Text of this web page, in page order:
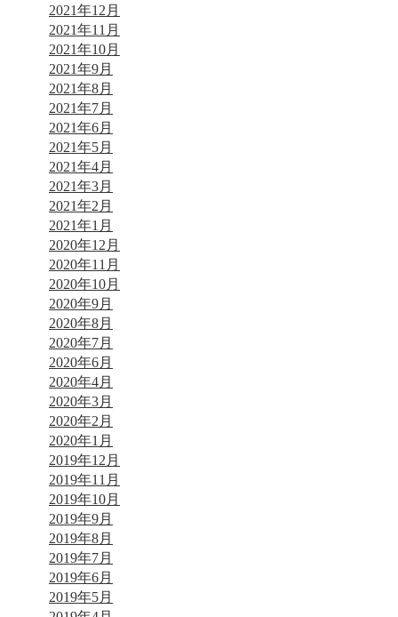
2021年12月
2021年11月
2021年10月
2021年9月
2021年8月
2021年7月
2021年6月
2021年5月
2021年4月
2021年3月
2021年2月
2021年1月
2020年12月
2020年11月
2020年10月
2020年9月
2020年8月
2020年7月
2020年6月
2020年4月
2020年3月
2020年2月
2020年1月
2019年12月
2019年11月
2019年10月
2019年9月
2019年8月
2019年7月
2019年6月
2019年5月